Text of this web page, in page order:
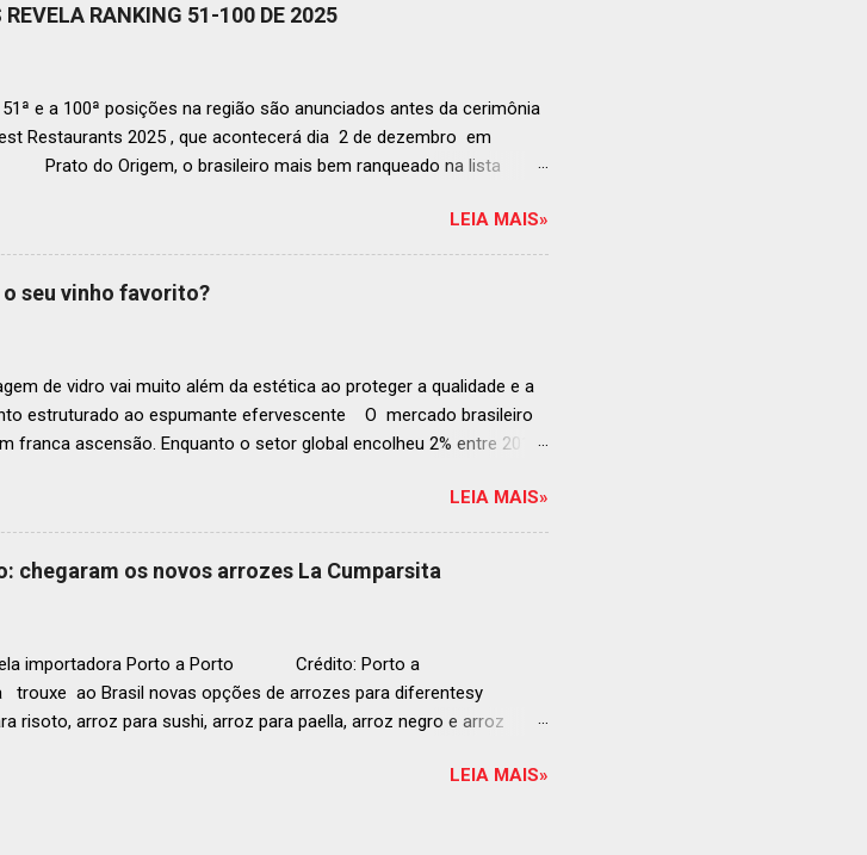
RANKING 51-100 DE 2025
e a 100ª posições na região são anunciados antes da cerimônia
Restaurants 2025 , que acontecerá dia 2 de dezembro em
Origem, o brasileiro mais bem ranqueado na lista
celebração ao panorama vibrante e diversificado da
expandida demonstra o empenho da organização em reconhecer
gastronômicos e prepara o palco para a grande revelação da
LEIA MAIS»
seu vinho favorito?
de vidro vai muito além da estética ao proteger a qualidade e a
estruturado ao espumante efervescente O mercado brasileiro
franca ascensão. Enquanto o setor global encolheu 2% entre 2019
Euromonitor. É neste cenário de taças cheias e expansão
na fabricação de embalagens de vidro, se posiciona como
e desvenda o segredo por trás da embalagem perfeita
que garrafa de vinho era tudo igual, prepare-se para
LEIA MAIS»
chegaram os novos arrozes La Cumparsita
pela importadora Porto a Porto Crédito: Porto a
trouxe ao Brasil novas opções de arrozes para diferentesy
risoto, arroz para sushi, arroz para paella, arroz negro e arroz
e distribuídos pela Porto a Porto. Em práticas embalagens de 500
LEIA MAIS»